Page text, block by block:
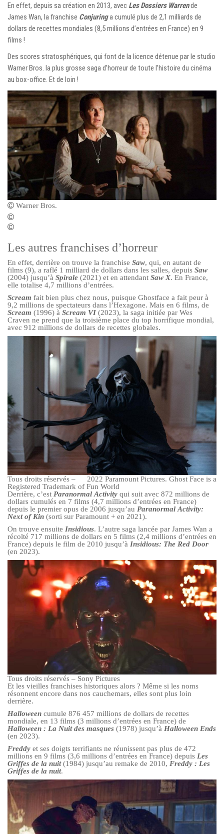
En effet, depuis sa création en 2013, avec Les Dossiers Warrende
James Wan, la franchise Conjuringa cumulé plus de 2,1 milliards de
dollars de recettes mondiales (8,5 millions d’entrées en France) en 9
films !
Des scores stratosphériques, qui font de la licence détenue par le studio
Warner Bros. la plus grosse saga d’horreur de toute l’histoire du cinéma
au box-office. Et de loin !
Warner Bros.
Les autres franchises d’horreur
En effet, derrière on trouve la franchise Saw , qui, en autant de
films (9), a raflé 1 milliard de dollars dans les salles, depuis Saw
(2004) jusqu’à Spirale (2021) et en attendant Saw X . En France,
elle totalise 4,7 millions d’entrées.
Scream fait bien plus chez nous, puisque Ghostface a fait peur à
9,2 millions de spectateurs dans l’Hexagone. Mais en 6 films, de
Scream (1996) à Scream VI (2023), la saga initiée par Wes
Craven ne prend que la troisième place du top horrifique mondial,
avec 912 millions de dollars de recettes globales.
Tous droits réservés – © 2022 Paramount Pictures. Ghost Face is a
Registered Trademark of Fun World
Derrière, c’est Paranormal Activity qui suit avec 872 millions de
dollars cumulés en 7 films (4,7 millions d’entrées en France)
depuis le premier opus de 2006 jusqu’au Paranormal Activity:
Next of Kin (sorti sur Paramount + en 2021).
On trouve ensuite Insidious. L’autre saga lancée par James Wan a
récolté 717 millions de dollars en 5 films (2,4 millions d’entrées en
France) depuis le film de 2010 jusqu’à Insidious: The Red Door
(en 2023).
Tous droits réservés – Sony Pictures
Et les vieilles franchises historiques alors ? Même si les noms
résonnent encore dans nos cauchemars, elles sont plus loin
derrière.
Halloween cumule 876 457 millions de dollars de recettes
mondiale, en 13 films (3 millions d’entrées en France) de
Halloween : La Nuit des masques (1978) jusqu’à Halloween Ends
(en 2023).
Freddy et ses doigts terrifiants ne réunissent pas plus de 472
millions en 9 films (3,6 millions d’entrées en France) depuis Les
Griffes de la nuit(1984) jusqu’au remake de 2010, Freddy : Les
Griffes de la nuit.